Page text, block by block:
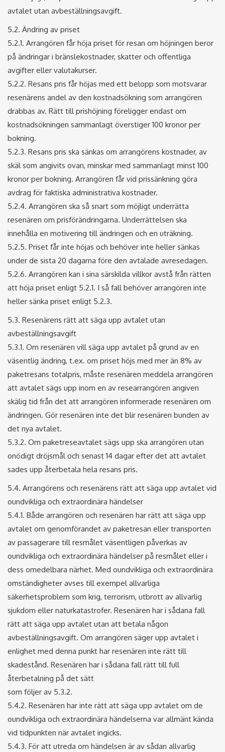
avtalet utan avbeställningsavgift.
5.2. Ändring av priset
5.2.1. Arrangören får höja priset för resan om höjningen beror
på ändringar i bränslekostnader, skatter och offentliga
avgifter eller valutakurser.
5.2.2. Resans pris får höjas med ett belopp som motsvarar
resenärens andel av den kostnadsökning som arrangören
drabbas av. Rätt till prishöjning föreligger endast om
kostnadsökningen sammanlagt överstiger 100 kronor per
bokning.
5.2.3. Resans pris ska sänkas om arrangörens kostnader, av
skäl som angivits ovan, minskar med sammanlagt minst 100
kronor per bokning. Arrangören får vid prissänkning göra
avdrag för faktiska administrativa kostnader.
5.2.4. Arrangören ska så snart som möjligt underrätta
resenären om prisförändringarna. Underrättelsen ska
innehålla en motivering till ändringen och en uträkning.
5.2.5. Priset får inte höjas och behöver inte heller sänkas
under de sista 20 dagarna före den avtalade avresedagen.
5.2.6. Arrangören kan i sina särskilda villkor avstå från rätten
att höja priset enligt 5.2.1. I så fall behöver arrangören inte
heller sänka priset enligt 5.2.3.
5.3. Resenärens rätt att säga upp avtalet utan
avbeställningsavgift
5.3.1. Om resenären vill säga upp avtalet på grund av en
väsentlig ändring, t.ex. om priset höjs med mer än 8% av
paketresans totalpris, måste resenären meddela arrangören
att avtalet sägs upp inom en av researrangören angiven
skälig tid från det att arrangören informerade resenären om
ändringen. Gör resenären inte det blir resenären bunden av
det nya avtalet.
5.3.2. Om paketreseavtalet sägs upp ska arrangören utan
onödigt dröjsmål och senast 14 dagar efter det att avtalet
sades upp återbetala hela resans pris.
5.4. Arrangörens och resenärens rätt att säga upp avtalet vid
oundvikliga och extraordinära händelser
5.4.1. Både arrangören och resenären har rätt att säga upp
avtalet om genomförandet av paketresan eller transporten
av passagerare till resmålet väsentligen påverkas av
oundvikliga och extraordinära händelser på resmålet eller i
dess omedelbara närhet. Med oundvikliga och extraordinära
omständigheter avses till exempel allvarliga
säkerhetsproblem som krig, terrorism, utbrott av allvarlig
sjukdom eller naturkatastrofer. Resenären har i sådana fall
rätt att säga upp avtalet utan att betala någon
avbeställningsavgift. Om arrangören säger upp avtalet i
enlighet med denna punkt har resenären inte rätt till
skadestånd. Resenären har i sådana fall rätt till full
återbetalning på det sätt
som följer av 5.3.2.
5.4.2. Resenären har inte rätt att säga upp avtalet om de
oundvikliga och extraordinära händelserna var allmänt kända
vid tidpunkten när avtalet ingicks.
5.4.3. För att utreda om händelsen är av sådan allvarlig